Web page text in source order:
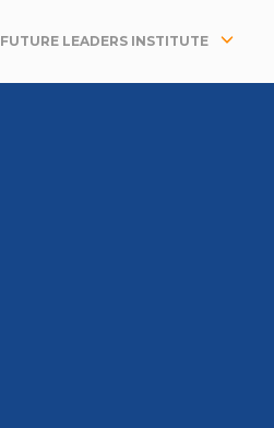
FUTURE LEADERS INSTITUTE